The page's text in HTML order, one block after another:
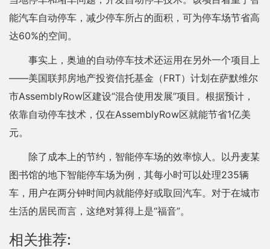
能汽车自动停车，减少停车所占的面积，可为停车场节省高
达60%的空间。
事实上，奥迪的自动停车技术还运用在另外一个项目上
——美国联邦房地产投资信托基金（FRT）计划在萨默维尔
市AssemblyRow区建设“混合使用发展”项目。根据预计，
依靠自动停车技术，仅在AssemblyRow区就能节省1亿美
元。
除了成本上的节约，智能停车场的效率惊人。以丹麦某
图书馆的地下智能停车场为例，其每小时可以处理235辆
车，用户在两分钟时间内就能停好或取回汽车。对于在城市
生活的居民而言，这绝对算得上是“福音”。
相关推荐: